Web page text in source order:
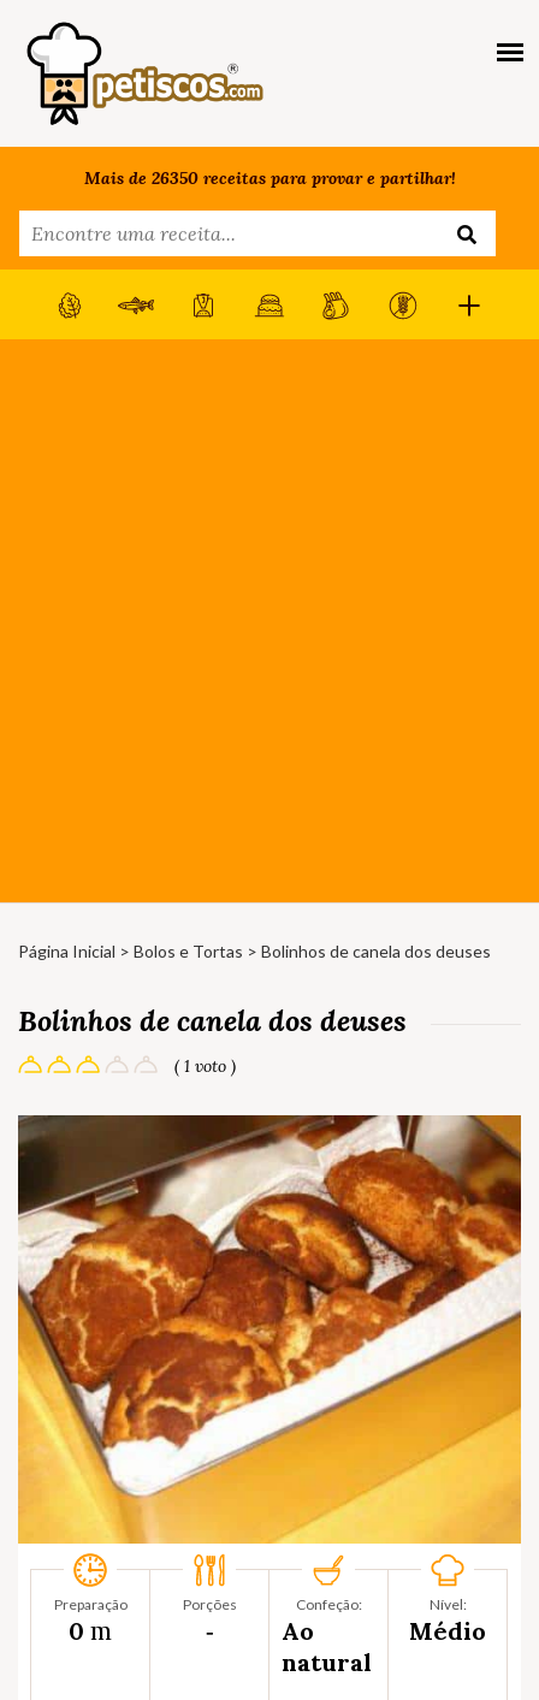
Mais de 26350 receitas para provar e partilhar!
Página Inicial > Bolos e Tortas > Bolinhos de canela dos deuses
Bolinhos de canela dos deuses
( 1 voto )
Preparação
0 m
Porções
‐
Confeção:
Ao
natural
Nível:
Médio